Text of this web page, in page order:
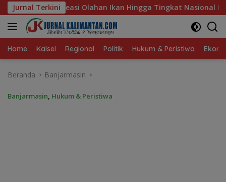
Langsung
ke
konten
Jurnal Terkini
Hingga Tingkat Nasional Pada Lomba Masak Serba Ikan
Home Kalsel Regional Politik Hukum & Peristiwa
Beranda Banjarmasin
Banjarmasin, Hukum & Peristiwa